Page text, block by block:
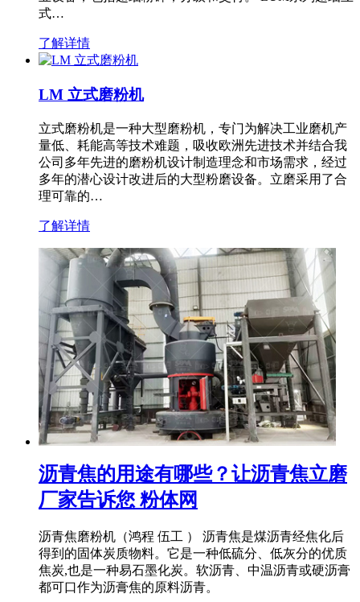
式…
了解详情
LM 立式磨粉机
立式磨粉机是一种大型磨粉机，专门为解决工业磨机产
量低、耗能高等技术难题，吸收欧洲先进技术并结合我
公司多年先进的磨粉机设计制造理念和市场需求，经过
多年的潜心设计改进后的大型粉磨设备。立磨采用了合
理可靠的…
了解详情
沥青焦的用途有哪些？让沥青焦立磨
厂家告诉您 粉体网
沥青焦磨粉机（鸿程 伍工 ） 沥青焦是煤沥青经焦化后
得到的固体炭质物料。它是一种低硫分、低灰分的优质
焦炭,也是一种易石墨化炭。软沥青、中温沥青或硬沥膏
都可口作为沥膏焦的原料沥青。